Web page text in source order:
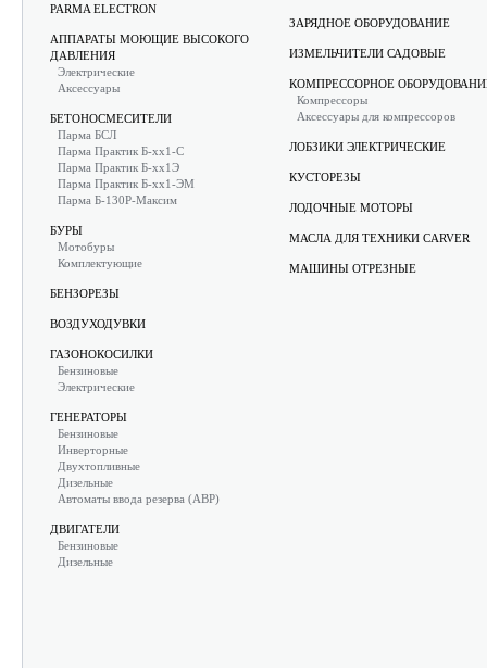
PARMA ELECTRON
АППАРАТЫ МОЮЩИЕ ВЫСОКОГО
ДАВЛЕНИЯ
Электрические
Аксессуары
БЕТОНОСМЕСИТЕЛИ
Парма БСЛ
Парма Практик Б-хх1-С
Парма Практик Б-хх1Э
Парма Практик Б-хх1-ЭМ
Парма Б-130Р-Максим
БУРЫ
Мотобуры
Комплектующие
БЕНЗОРЕЗЫ
ВОЗДУХОДУВКИ
ГАЗОНОКОСИЛКИ
Бензиновые
Электрические
ГЕНЕРАТОРЫ
Бензиновые
Инверторные
Двухтопливные
Дизельные
Автоматы ввода резерва (АВР)
ДВИГАТЕЛИ
Бензиновые
Дизельные
ЗАРЯДНОЕ ОБОРУДОВАНИЕ
ИЗМЕЛЬЧИТЕЛИ САДОВЫЕ
КОМПРЕССОРНОЕ
Компрессоры
Аксессуары для компрессоров
ЛОБЗИКИ ЭЛЕКТРИЧЕСКИЕ
КУСТОРЕЗЫ
ЛОДОЧНЫЕ МОТОРЫ
МАСЛА ДЛЯ ТЕХНИКИ CARVER
МАШИНЫ ОТРЕЗНЫЕ